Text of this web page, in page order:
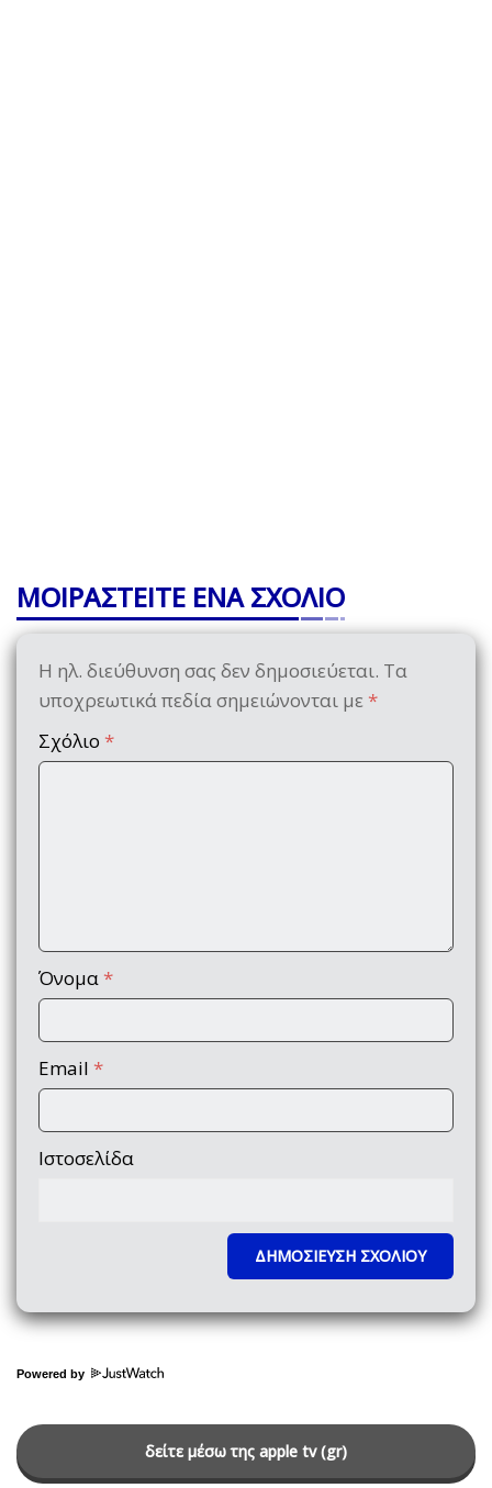
ΜΟΙΡΑΣΤΕΙΤΕ ΕΝΑ ΣΧΟΛΙΟ
Η ηλ. διεύθυνση σας δεν δημοσιεύεται. Τα
υποχρεωτικά πεδία σημειώνονται με *
Σχόλιο *
Όνομα *
Email *
Ιστοσελίδα
Powered by
δείτε μέσω της apple tv (gr)